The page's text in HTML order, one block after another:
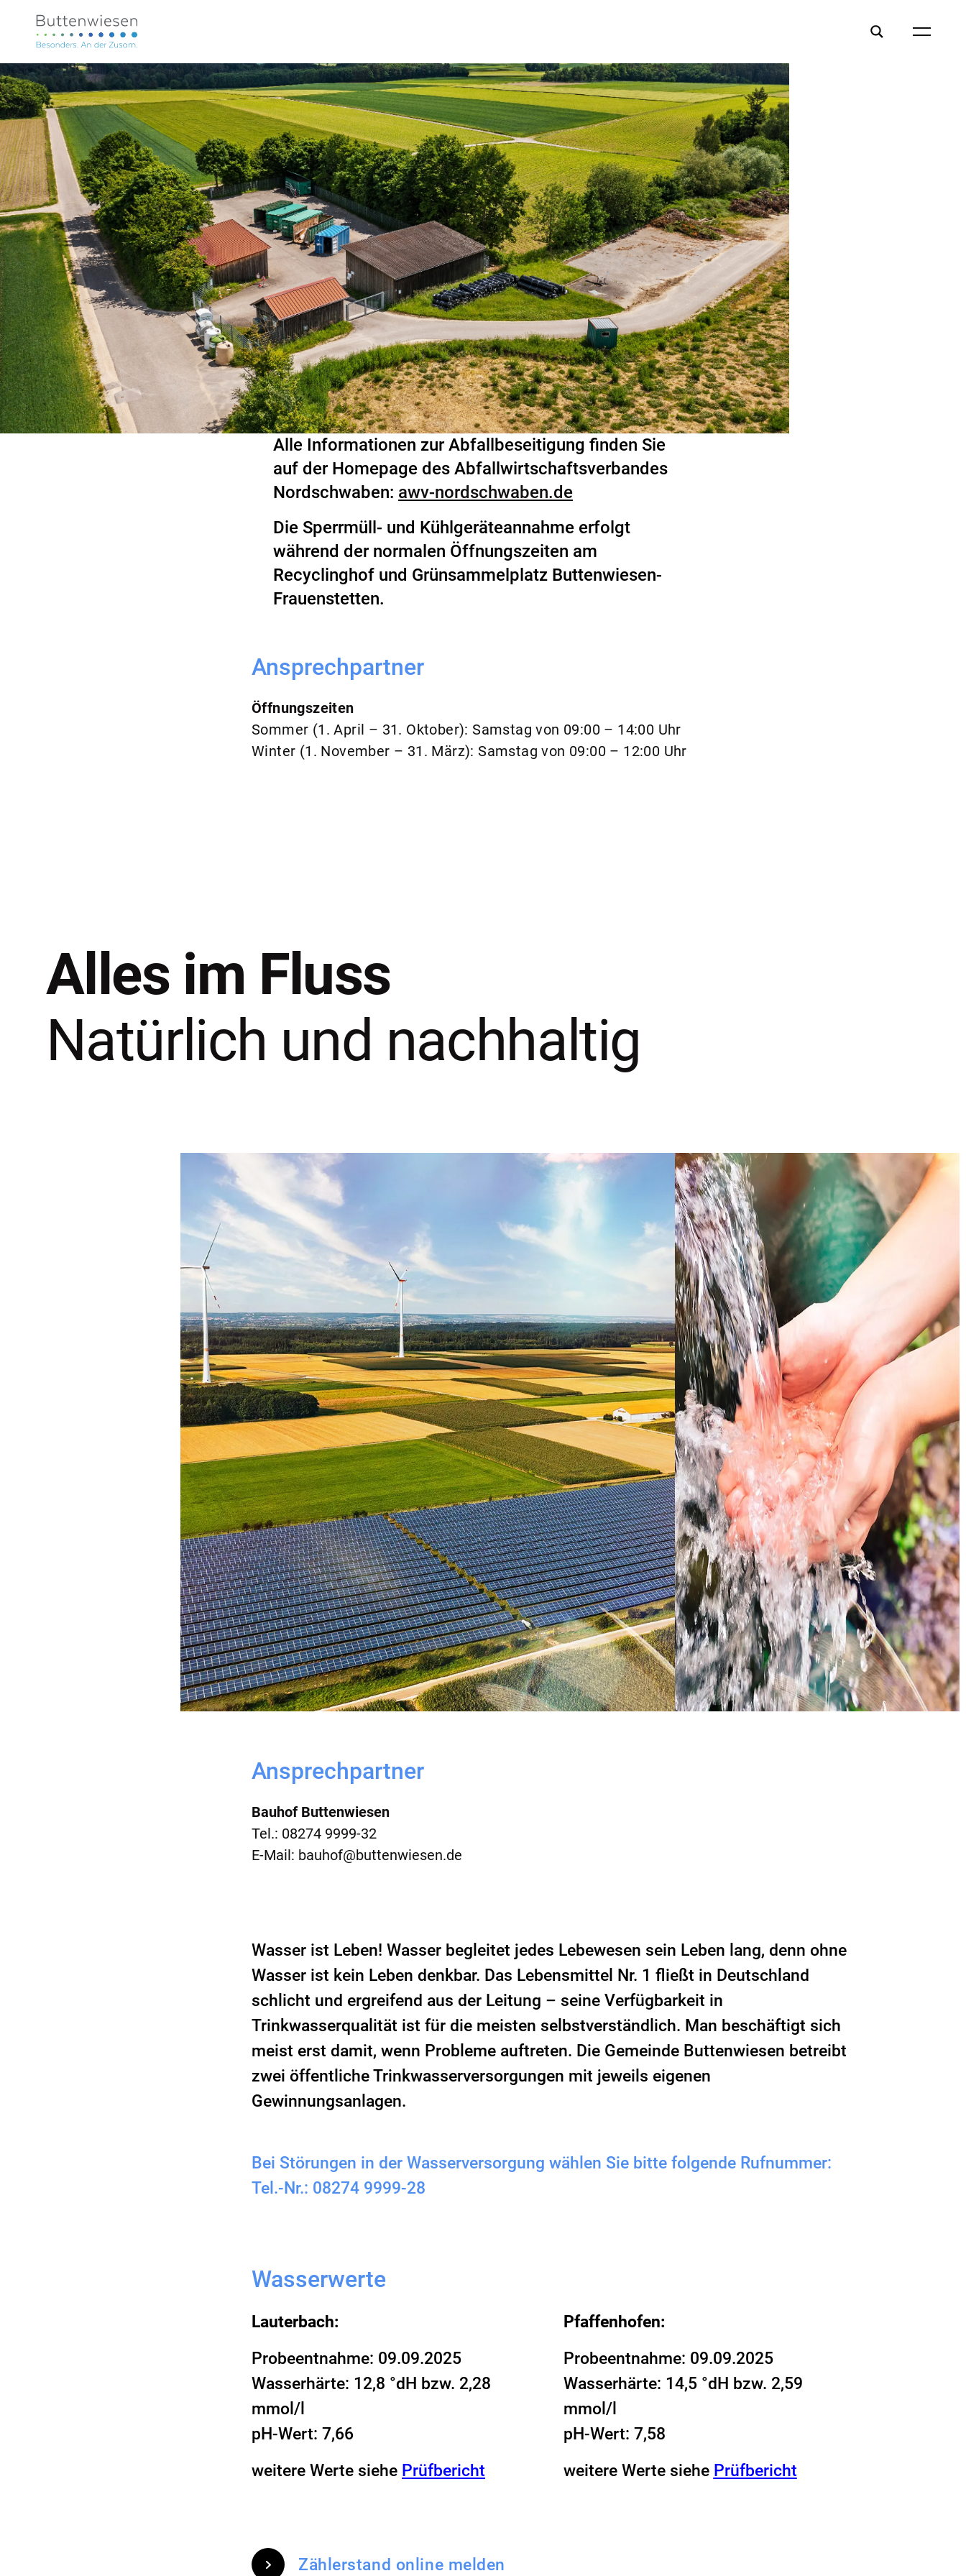
Alle Informationen zur Abfallbeseitigung finden Sie
auf der Homepage des Abfallwirtschaftsverbandes
Nordschwaben: awv-nordschwaben.de
Die Sperrmüll- und Kühlgeräteannahme erfolgt
während der normalen ­Öffnungszeiten am
Recyclinghof und Grünsammelplatz Buttenwiesen-
Frauenstetten.
Ansprechpartner
Öffnungszeiten
Sommer (1. April – 31. Oktober): Samstag von 09:00 – 14:00 Uhr
Winter (1. November – 31. März): Samstag von 09:00 – 12:00 Uhr
Alles im Fluss
Natürlich und nachhaltig
Ansprechpartner
Bauhof Buttenwiesen
Tel.: 08274 9999-32
E-Mail: bauhof@buttenwiesen.de
Wasser ist Leben! Wasser begleitet jedes Lebewesen sein Leben lang, denn ohne
Wasser ist kein Leben denkbar. Das Lebensmittel Nr. 1 fließt in Deutschland
schlicht und ergreifend aus der Leitung – seine Verfügbarkeit in
Trinkwasserqualität ist für die meisten selbstverständlich. Man beschäftigt sich
meist erst damit, wenn Probleme auftreten. Die Gemeinde Buttenwiesen betreibt
zwei öffentliche Trinkwasserversorgungen mit jeweils eigenen
Gewinnungsanlagen.
Bei Störungen in der Wasserversorgung wählen Sie bitte folgende Rufnummer:
Tel.-Nr.: 08274 9999-28
Wasserwerte
Lauterbach:
Probeentnahme: 09.09.2025
Wasserhärte: 12,8 °dH bzw. 2,28
mmol/l
pH-Wert: 7,66
weitere Werte siehe Prüfbericht
Pfaffenhofen:
Probeentnahme: 09.09.2025
Wasserhärte: 14,5 °dH bzw. 2,59
mmol/l
pH-Wert: 7,58
weitere Werte siehe Prüfbericht
Zählerstand online melden